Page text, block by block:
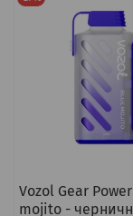
Vozol Gear
mojito -